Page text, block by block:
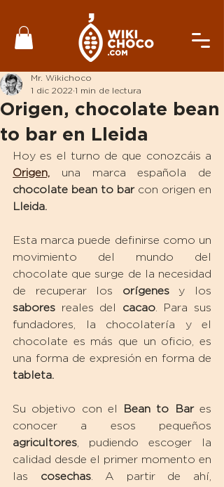
Origen, chocolate bean
to bar en Lleida
Mr. Wikichoco
1 dic 2022 1 min de lectura
Origen,
chocolate bean to bar
Lleida.
Esta marca puede definirse como un
movimiento del mundo del
chocolate que surge de la necesidad
de recuperar los orígenes
sabores reales del cacao. Para sus
fundadores, la chocolatería y el
chocolate es más que un oficio, es
tableta.
Su objetivo con el Bean to Bar es
agricultores, pudiendo escoger la
calidad desde el primer momento en
las cosechas. A partir de ahí,